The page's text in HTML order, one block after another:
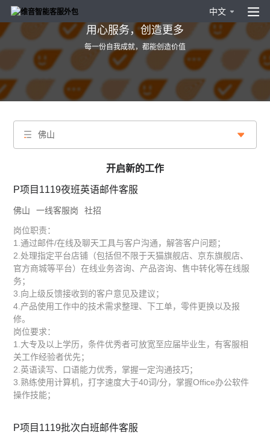
中文
用心服务，创造更多
每一份自我成就，都能创造价值
佛山
开启新的工作
P项目1119夜班英语邮件客服
佛山 一线客服岗 社招
岗位职责：
1.通过邮件/在线及聊天工具与客户沟通，解答客户问题；
2.处理指定平台店铺（包括但不限于天猫旗舰店、京东旗舰店、
官方商城等平台）在线业务咨询、产品咨询、售中转化等在线服
务；
3.向上级反馈接收到的客户意见及建议；
4.产品使用工作中的技术需求整理、下工单，零件更换以及报
修。
岗位要求：
1.大专及以上学历，条件优秀者可放宽至应届毕业生，有客服相
关工作经验者优先；
2.英语读写、口语能力优秀，掌握一定沟通技巧；
3.熟练使用计算机，打字速度大于40词/分，掌握Office办公软件
操作技能；
P项目1119批次白班邮件客服